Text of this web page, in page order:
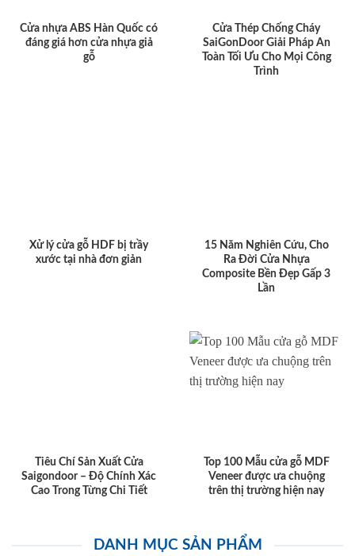
Cửa nhựa ABS Hàn Quốc có
đáng giá hơn cửa nhựa giả
gỗ
Cửa Thép Chống Cháy
SaiGonDoor Giải Pháp An
Toàn Tối Ưu Cho Mọi Công
Trình
Xử lý cửa gỗ HDF bị trầy
xước tại nhà đơn giản
15 Năm Nghiên Cứu, Cho
Ra Đời Cửa Nhựa
Composite Bền Đẹp Gấp 3
Lần
Tiêu Chí Sản Xuất Cửa
Saigondoor – Độ Chính Xác
Cao Trong Từng Chi Tiết
Top 100 Mẫu cửa gỗ MDF
Veneer được ưa chuộng
trên thị trường hiện nay
DANH MỤC SẢN PHẨM